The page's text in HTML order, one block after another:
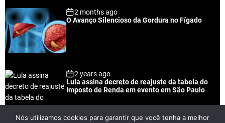
2 months ago
O Avanço Silencioso da Gordura no Fígado
2 years ago
Lula assina decreto de reajuste da tabela do
Imposto de Renda em evento em São Paulo
Nós utilizamos cookies para garantir que você tenha a melhor